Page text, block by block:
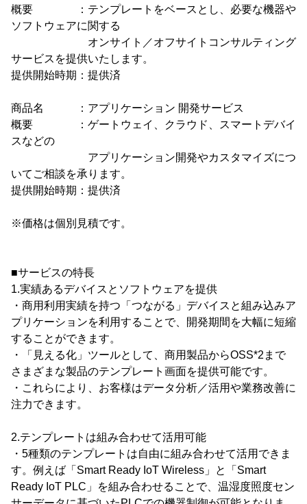
概要 ：テンプレートをベースとし、必要な機器や
ソフトウェアに関する
オンサイト／オフサイトコンサルティング
サービスを提供いたします。
提供開始時期：提供済
商品名 ：アプリケーション 開発サービス
概要 ：ゲートウェイ、クラウド、スマートデバイ
スなどの
アプリケーション開発やカスタマイズにつ
いてご相談を承ります。
提供開始時期：提供済
※価格は個別見積です。
■サービスの特長
1.実績あるデバイスとソフトウェアを提供
・商用利用実績を持つ「つながる」デバイスと組み込みア
プリケーションを利用することで、開発期間を大幅に短縮
することができます。
・「見える化」ツールとして、商用製品からOSS*2まで
さまざまな製品のテンプレート画面を提供可能です。
・これらにより、お客様はデータ分析／活用や業務改善に
注力できます。
2.テンプレートは組み合わせて活用可能
・5種類のテンプレートは自由に組み合わせて活用できま
す。例えば「Smart Ready IoT Wireless」と「Smart
Ready IoT PLC」を組み合わせることで、温湿度照度セン